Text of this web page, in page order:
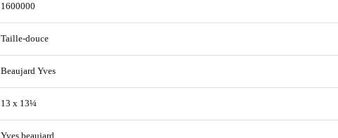
1600000
Taille-douce
Beaujard Yves
13 x 13¼
Yves beaujard